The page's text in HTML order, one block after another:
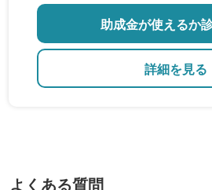
詳細を見る
助成金が使えるか
よくある質問